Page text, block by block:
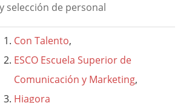
selección de personal
Con Talento,
ESCO Escuela Superior de
Comunicación y Marketing,
Hiagora